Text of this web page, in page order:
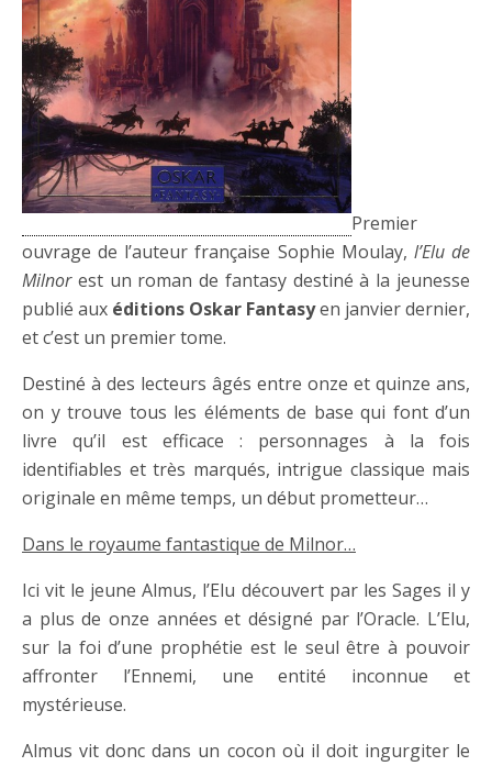
Premier
ouvrage de l’auteur française Sophie Moulay, l’Elu de
Milnorest un roman de fantasy destiné à la jeunesse
publié aux éditions Oskar Fantasyen janvier dernier,
et c’est un premier tome.
Destiné à des lecteurs âgés entre onze et quinze ans,
on y trouve tous les éléments de base qui font d’un
livre qu’il est efficace : personnages à la fois
identifiables et très marqués, intrigue classique mais
originale en même temps, un début prometteur…
Dans le royaume fantastique de Milnor…
Ici vit le jeune Almus, l’Elu découvert par les Sages il y
a plus de onze années et désigné par l’Oracle. L’Elu,
sur la foi d’une prophétie est le seul être à pouvoir
affronter l’Ennemi, une entité inconnue et
mystérieuse.
Almus vit donc dans un cocon où il doit ingurgiter le